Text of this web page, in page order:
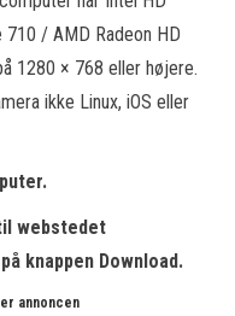
/ AMD Radeon HD
1280 × 768 eller højere.
ikke Linux, iOS eller
webstedet
knappen Download.
annoncen